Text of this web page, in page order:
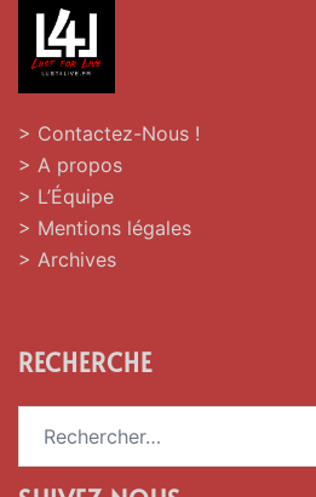
> Contactez-Nous !
> A propos
> L’Équipe
> Mentions légales
> Archives
RECHERCHE